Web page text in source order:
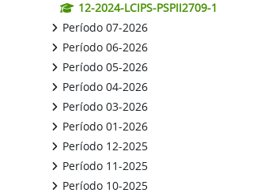
12-2024-LCIPS-PSPII2709-1
Período 07-2026
Período 06-2026
Período 05-2026
Período 04-2026
Período 03-2026
Período 01-2026
Período 12-2025
Período 11-2025
Período 10-2025